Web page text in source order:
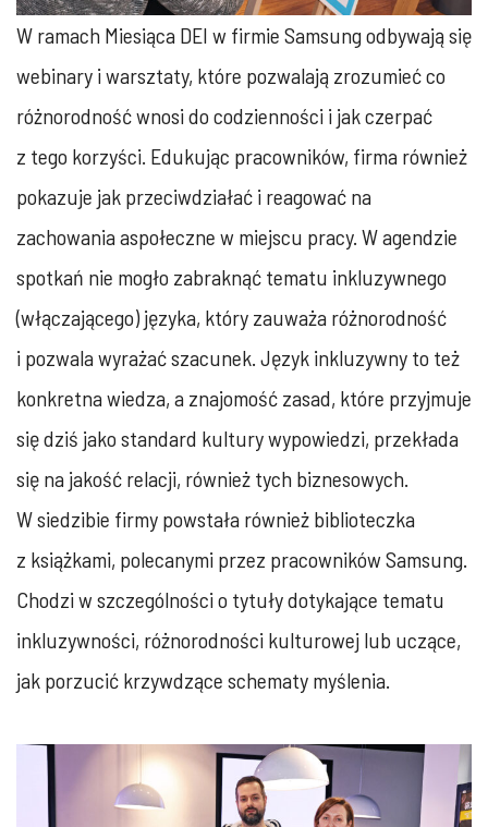
W ramach Miesiąca DEI w firmie Samsung odbywają się
webinary i warsztaty, które pozwalają zrozumieć co
różnorodność wnosi do codzienności i jak czerpać
z tego korzyści. Edukując pracowników, firma również
pokazuje jak przeciwdziałać i reagować na
zachowania aspołeczne w miejscu pracy. W agendzie
spotkań nie mogło zabraknąć tematu inkluzywnego
(włączającego) języka, który zauważa różnorodność
i pozwala wyrażać szacunek. Język inkluzywny to też
konkretna wiedza, a znajomość zasad, które przyjmuje
się dziś jako standard kultury wypowiedzi, przekłada
się na jakość relacji, również tych biznesowych.
W siedzibie firmy powstała również biblioteczka
z książkami, polecanymi przez pracowników Samsung.
Chodzi w szczególności o tytuły dotykające tematu
inkluzywności, różnorodności kulturowej lub uczące,
jak porzucić krzywdzące schematy myślenia.